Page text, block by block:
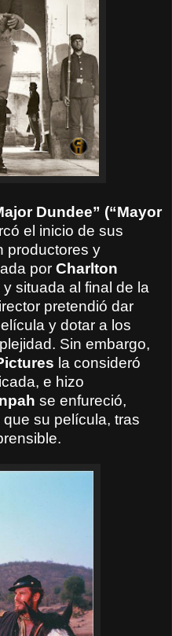
Dundee” (“Mayor
el inicio de sus
productores y
por Charlton
y situada al final de la
pretendió dar
y dotar a los
Sin embargo,
la consideró
e hizo
se enfureció,
su película, tras